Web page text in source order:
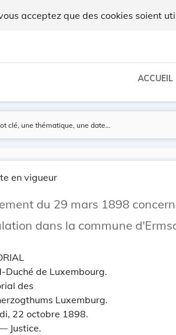
acceptez que des cookies soient
ACCUEIL
en vigueur
du 29 mars 1898
dans la commune
Duché de Luxembourg.
des
Luxemburg.
22 octobre 1898.
Justice.